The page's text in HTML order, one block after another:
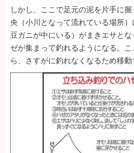
しかし、ここで足元の泥を片手に
央（小川となって流れている場所
豆ガニが中にいる）がまきエサと
ゼが集まって釣れるようになる。
ら、さすがに釣れなくなるため移動